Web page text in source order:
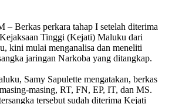
Berkas perkara tahap I setelah diterima
Tinggi (Kejati) Maluku dari
kini mulai menganalisa dan meneliti
jaringan Narkoba yang ditangkap.
Samy Sapulette mengatakan, berkas
masing, RT, FN, EP, IT, dan MS.
tersebut sudah diterima Kejati